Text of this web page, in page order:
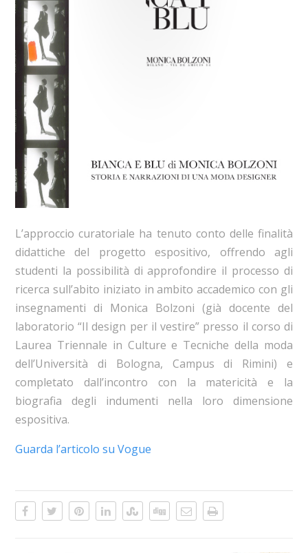
L’approccio curatoriale ha tenuto conto delle finalità
didattiche del progetto espositivo, offrendo agli
studenti la possibilità di approfondire il processo di
ricerca sull’abito iniziato in ambito accademico con gli
insegnamenti di Monica Bolzoni (già docente del
laboratorio “Il design per il vestire” presso il corso di
Laurea Triennale in Culture e Tecniche della moda
dell’Università di Bologna, Campus di Rimini) e
completato dall’incontro con la matericità e la
biografia degli indumenti nella loro dimensione
espositiva.
Guarda l’articolo su Vogue